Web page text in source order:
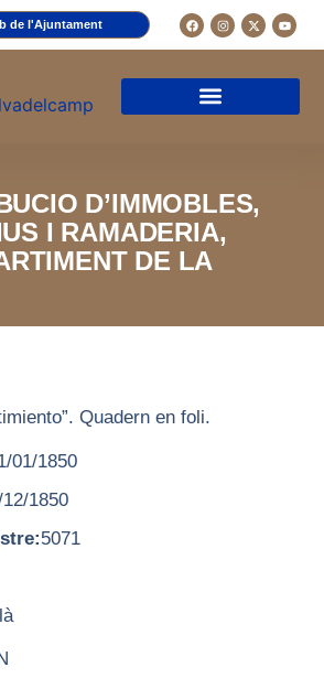
de l'Ajuntament
D’IMMOBLES,
I RAMADERIA,
DE LA
Quadern en foli.
01/1850
1850
5071